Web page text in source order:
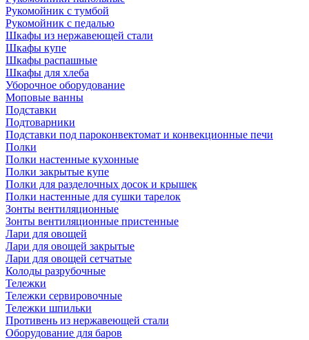
Рукомойник с тумбой
Рукомойник с педалью
Шкафы из нержавеющей стали
Шкафы купе
Шкафы распашные
Шкафы для хлеба
Уборочное оборудование
Моповые ванны
Подставки
Подтоварники
Подставки под пароконвектомат и конвекционные печи
Полки
Полки настенные кухонные
Полки закрытые купе
Полки для разделочных досок и крышек
Полки настенные для сушки тарелок
Зонты вентиляционные
Зонты вентиляционные пристенные
Лари для овощей
Лари для овощей закрытые
Лари для овощей сетчатые
Колоды разрубочные
Тележки
Тележки сервировочные
Тележки шпильки
Противень из нержавеющей стали
Оборудование для баров